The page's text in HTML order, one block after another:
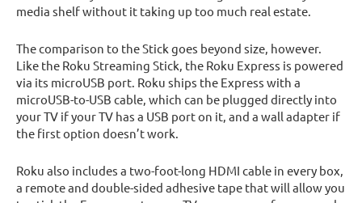
media shelf without it taking up too much real estate.
The comparison to the Stick goes beyond size, however.
Like the Roku Streaming Stick, the Roku Express is powered
via its microUSB port. Roku ships the Express with a
microUSB-to-USB cable, which can be plugged directly into
your TV if your TV has a USB port on it, and a wall adapter if
the first option doesn’t work.
Roku also includes a two-foot-long HDMI cable in every box,
a remote and double-sided adhesive tape that will allow you